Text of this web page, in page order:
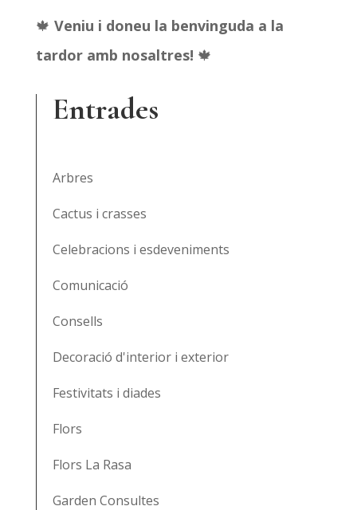
🍁 Veniu i doneu la benvinguda a la
tardor amb nosaltres! 🍁
Entrades
Arbres
Cactus i crasses
Celebracions i esdeveniments
Comunicació
Consells
Decoració d'interior i exterior
Festivitats i diades
Flors
Flors La Rasa
Garden Consultes